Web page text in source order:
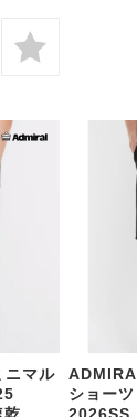
マル
乾
ショー